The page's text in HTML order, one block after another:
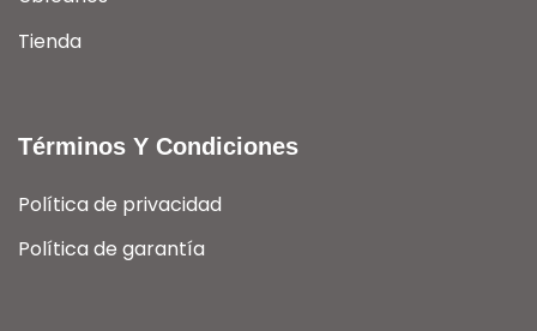
Tienda
Términos Y Condiciones
Política de privacidad
Política de garantía